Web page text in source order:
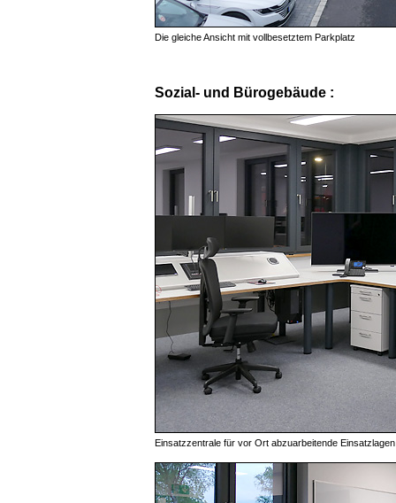
Die gleiche Ansicht mit vollbesetztem Parkplatz
Sozial- und Bürogebäude :
Einsatzzentrale für vor Ort abzuarbeitende Einsatzlagen